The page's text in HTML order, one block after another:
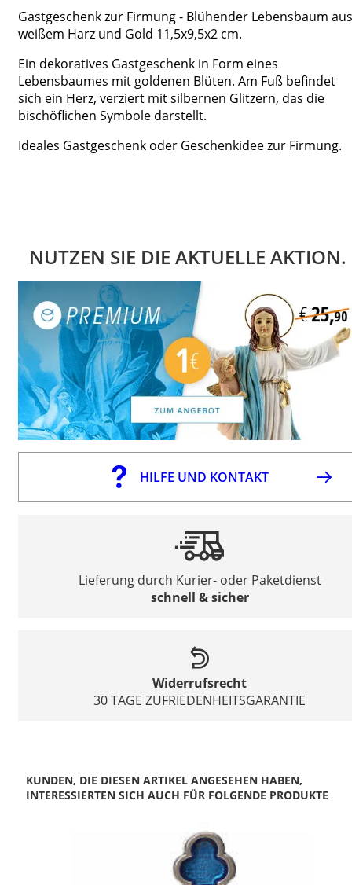
Gastgeschenk zur Firmung - Blühender Lebensbaum aus
weißem Harz und Gold 11,5x9,5x2 cm.
Ein dekoratives Gastgeschenk in Form eines
Lebensbaumes mit goldenen Blüten. Am Fuß befindet
sich ein Herz, verziert mit silbernen Glitzern, das die
bischöflichen Symbole darstellt.
Ideales Gastgeschenk oder Geschenkidee zur Firmung.
NUTZEN SIE DIE AKTUELLE AKTION.
HILFE UND KONTAKT
Lieferung durch Kurier- oder Paketdienst
schnell & sicher
Widerrufsrecht
30 TAGE ZUFRIEDENHEITSGARANTIE
KUNDEN, DIE DIESEN ARTIKEL ANGESEHEN HABEN,
INTERESSIERTEN SICH AUCH FÜR FOLGENDE PRODUKTE